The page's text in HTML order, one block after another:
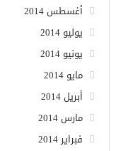
أغسطس 2014
يوليو 2014
يونيو 2014
مايو 2014
أبريل 2014
مارس 2014
فبراير 2014